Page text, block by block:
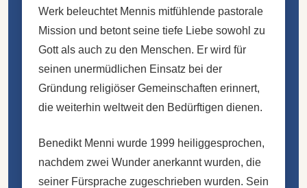
Werk beleuchtet Mennis mitfühlende pastorale
Mission und betont seine tiefe Liebe sowohl zu
Gott als auch zu den Menschen. Er wird für
seinen unermüdlichen Einsatz bei der
Gründung religiöser Gemeinschaften erinnert,
die weiterhin weltweit den Bedürftigen dienen.
Benedikt Menni wurde 1999 heiliggesprochen,
nachdem zwei Wunder anerkannt wurden, die
seiner Fürsprache zugeschrieben wurden. Sein